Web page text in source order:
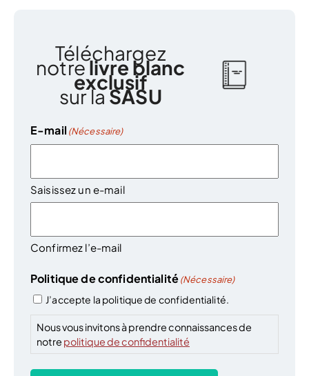
Téléchargez
notrelivre blanc
exclusif
sur laSASU
E-mail (Nécessaire)
Saisissez un e-mail
Confirmez l’e-mail
Politique de confidentialité(Nécessaire)
J’accepte la politique de confidentialité.
Nous vous invitons à prendre connaissances de
notre politique de confidentialité